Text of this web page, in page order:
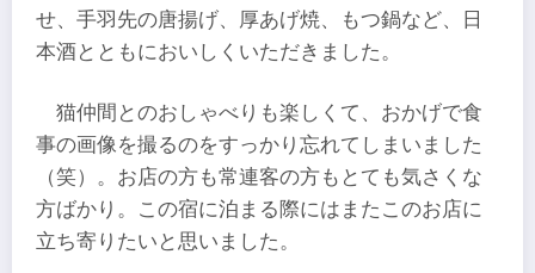
せ、手羽先の唐揚げ、厚あげ焼、もつ鍋など、日
本酒とともにおいしくいただきました。
猫仲間とのおしゃべりも楽しくて、おかげで食
事の画像を撮るのをすっかり忘れてしまいました
（笑）。お店の方も常連客の方もとても気さくな
方ばかり。この宿に泊まる際にはまたこのお店に
立ち寄りたいと思いました。